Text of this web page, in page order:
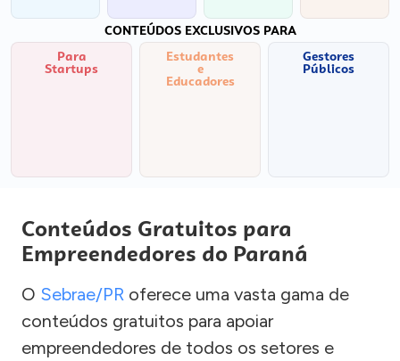
CONTEÚDOS EXCLUSIVOS PARA
Para
Startups
Estudantes
e
Educadores
Gestores
Públicos
Conteúdos Gratuitos para
Empreendedores do Paraná
O Sebrae/PR oferece uma vasta gama de
conteúdos gratuitos para apoiar
empreendedores de todos os setores e